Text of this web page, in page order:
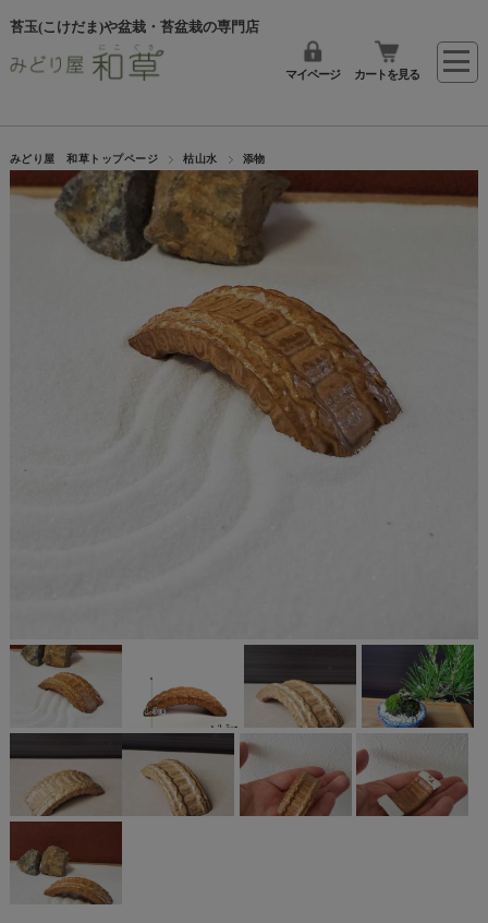
苔玉(こけだま)や盆栽・苔盆栽の専門店
マイページ カートを見る
みどり屋 和草トップページ 枯山水 添物